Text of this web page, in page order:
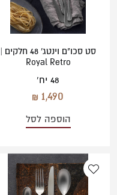
סט סכו"ם וינטג' 48 חלקים |
Royal Retro
48 יח'
1,490
הוספה לסל